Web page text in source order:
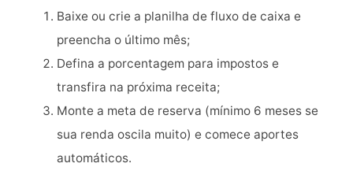
Baixe ou crie a planilha de fluxo de caixa e
preencha o último mês;
Defina a porcentagem para impostos e
transfira na próxima receita;
Monte a meta de reserva (mínimo 6 meses se
sua renda oscila muito) e comece aportes
automáticos.